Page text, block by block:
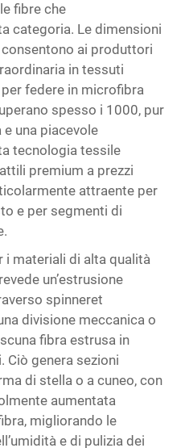
fibre che
categoria. Le dimensioni
ai produttori
in tessuti
federe in microfibra
spesso i 1000, pur
una piacevole
tecnologia tessile
premium a prezzi
attraente per
e per segmenti di
materiali di alta qualità
un’estrusione
spinneret
divisione meccanica o
fibra estrusa in
Ciò genera sezioni
di stella o a cuneo, con
aumentata
migliorando le
e di pulizia dei